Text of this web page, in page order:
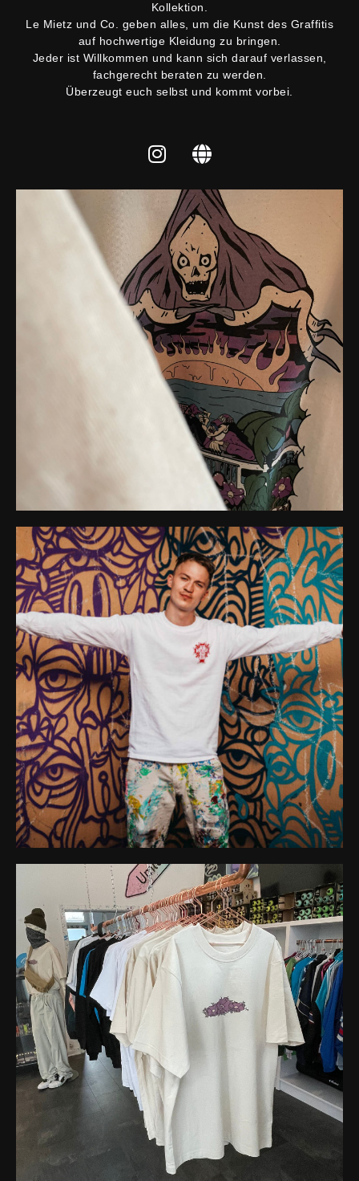
Kollektion.
Le Mietz und Co. geben alles, um die Kunst des Graffitis
auf hochwertige Kleidung zu bringen.
Jeder ist Willkommen und kann sich darauf verlassen,
fachgerecht beraten zu werden.
Überzeugt euch selbst und kommt vorbei.